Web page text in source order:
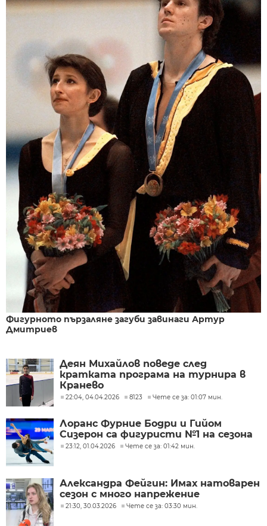
Фигурното пързаляне загуби завинаги Артур
Дмитриев
Деян Михайлов поведе след
кратката програма на турнира в
Кранево
22:04, 04.04.2026 8123 Чете се за: 01:07 мин.
Лоранс Фурние Бодри и Гийом
Сизерон са фигуристи №1 на сезона
23:12, 01.04.2026 Чете се за: 01:42 мин.
Александра Фейгин: Имах натоварен
сезон с много напрежение
21:30, 30.03.2026 Чете се за: 03:30 мин.